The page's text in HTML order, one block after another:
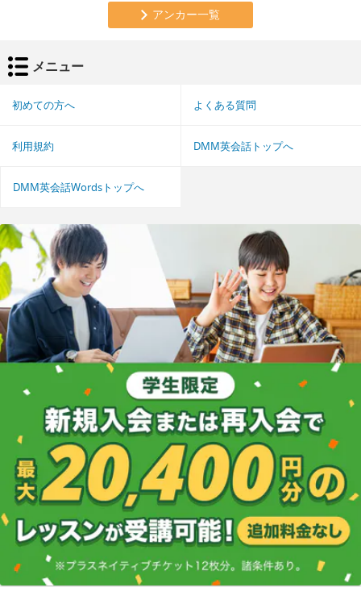
アンカー一覧
メニュー
初めての方へ よくある質問
利用規約 DMM英会話トップへ
DMM英会話Wordsトップへ